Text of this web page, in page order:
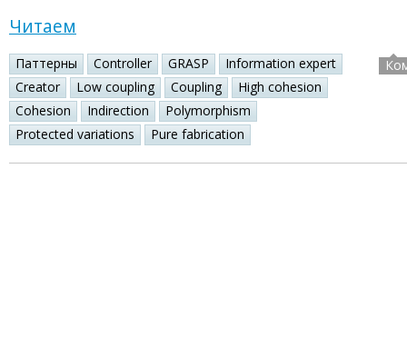
Читаем
Паттерны Controller GRASP
Information expert
Creator
Low coupling Coupling
High cohesion
Cohesion
Indirection
Polymorphism
Protected variations
Pure fabrication